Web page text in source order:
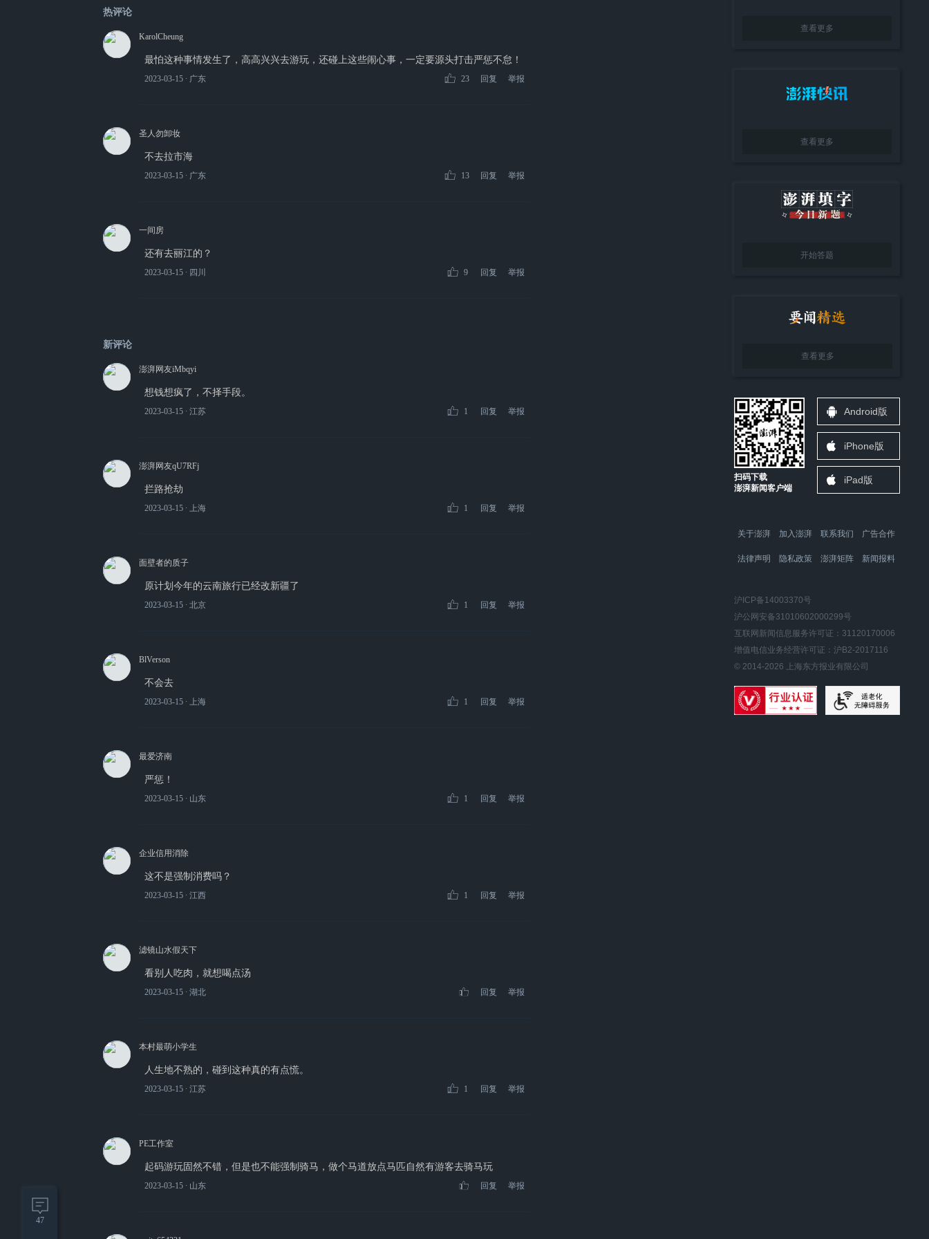
47
热评论
KarolCheung
最怕这种事情发生了，高高兴兴去游玩，还碰上这些闹心事，一定要源头打击严惩不怠！
2023-03-15 ∙ 广东 23 回复 举报
圣人勿卸妆
不去拉市海
2023-03-15 ∙ 广东 13 回复 举报
一间房
还有去丽江的？
2023-03-15 ∙ 四川 9 回复 举报
新评论
澎湃网友iMbqyi
想钱想疯了，不择手段。
2023-03-15 ∙ 江苏 1 回复 举报
澎湃网友qU7RFj
拦路抢劫
2023-03-15 ∙ 上海 1 回复 举报
面壁者的质子
原计划今年的云南旅行已经改新疆了
2023-03-15 ∙ 北京 1 回复 举报
BlVerson
不会去
2023-03-15 ∙ 上海 1 回复 举报
最爱济南
严惩！
2023-03-15 ∙ 山东 1 回复 举报
企业信用消除
这不是强制消费吗？
2023-03-15 ∙ 江西 1 回复 举报
滤镜山水假天下
看别人吃肉，就想喝点汤
2023-03-15 ∙ 湖北 回复 举报
本村最萌小学生
人生地不熟的，碰到这种真的有点慌。
2023-03-15 ∙ 江苏 1 回复 举报
PE工作室
起码游玩固然不错，但是也不能强制骑马，做个马道放点马匹自然有游客去骑马玩
2023-03-15 ∙ 山东 回复 举报
查看更多
查看更多
开始答题
查看更多
扫码下载
澎湃新闻客户端
Android版
iPhone版
iPad版
关于澎湃 加入澎湃 联系我们 广告合作
法律声明 隐私政策 澎湃矩阵 新闻报料
沪ICP备14003370号
沪公网安备31010602000299号
互联网新闻信息服务许可证：31120170006
增值电信业务经营许可证：沪B2-2017116
© 2014-2026 上海东方报业有限公司